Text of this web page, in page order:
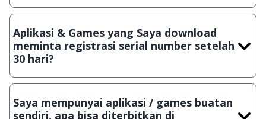
Ya, JalanTikus selalu melakukan scanning dengan 3 jenis
suatu aplikasi atau games, sehingga bisa dijamin 100%
terbebas dari virus.
Aplikasi & Games yang Saya download
meminta registrasi serial number setelah
30 hari?
Meskipun dibagikan secara gratis, namun ada beberapa
hanya bisa digunakan dalam jangka waktu tertentu dan jika
Saya mempunyai aplikasi / games buatan
sendiri, apa bisa diterbitkan di